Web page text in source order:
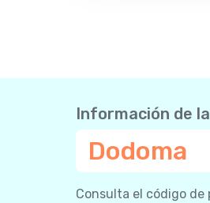
Información de
Dodoma
Consulta el código de